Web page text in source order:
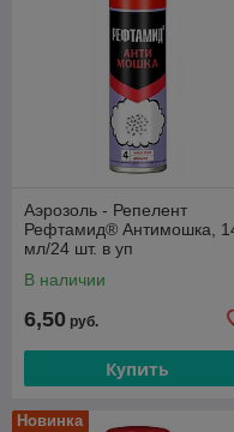
Аэрозоль - Репелент
Рефтамид® Антимошка,
мл/24 шт. в уп
В наличии
6,50 руб.
Купить
Новинка